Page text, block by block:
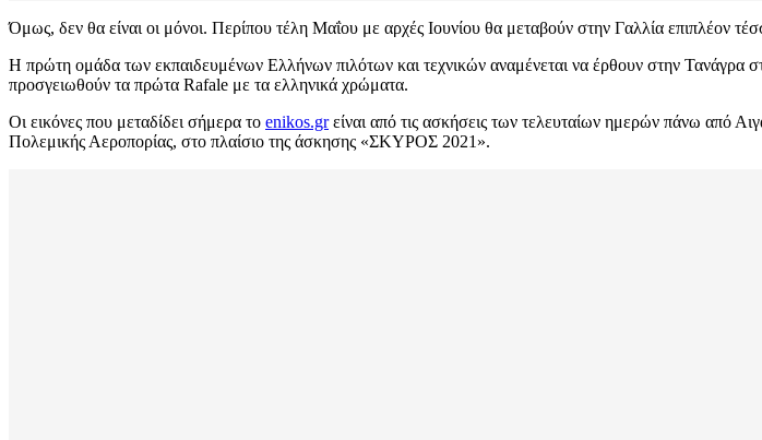
Όμως, δεν θα είναι οι μόνοι. Περίπου τέλη Μαΐου με αρχές Ιουνίου θα μεταβούν στην Γαλλία επιπλέον
Η πρώτη ομάδα των εκπαιδευμένων Ελλήνων πιλότων και τεχνικών αναμένεται να έρθουν στην Τανάγρα
προσγειωθούν τα πρώτα Rafale με τα ελληνικά χρώματα.
Οι εικόνες που μεταδίδει σήμερα το enikos.grείναι από τις ασκήσεις των τελευταίων ημερών πάνω από
Πολεμικής Αεροπορίας, στο πλαίσιο της άσκησης «ΣΚΥΡΟΣ 2021».